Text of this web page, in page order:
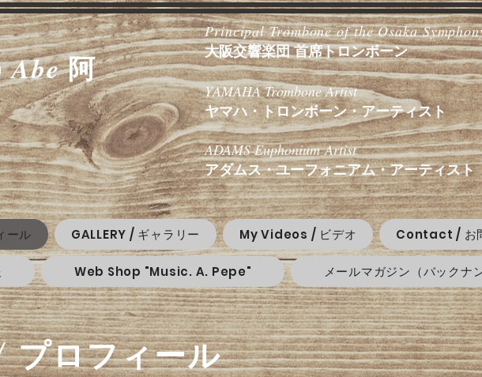
Abe 阿
Principal Trombone of the Osaka
大阪交響楽団 首席トロンボーン
YAMAHA Trombone Artist
ヤマハ・トロンボーン・アーティスト
ADAMS Euphonium Artist
アダムス・ユーフォニアム・アーティスト
ール GALLERY / ギャラリー My Videos / ビデオ Contact / お
Web Shop "Music. A. Pepe" メールマガジン（バックナ
ロフィール